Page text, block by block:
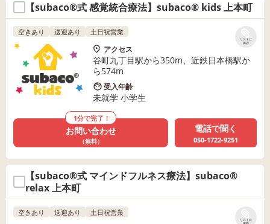
【subaco®式 感覚統合療法】subaco® kids 上本町
リストに
保存
空きあり 送迎あり 土日祝営業
アクセス
谷町九丁目駅から350m、近鉄日本橋駅か
ら574m
受入年齢
未就学 小学生
1分で完了！
お問い合わせ
（無料）
電話で聞く
050-1722-9251
【subaco®式 マインドフルネス療法】subaco®
relax 上本町
リストに
空きあり 送迎あり 土日祝営業